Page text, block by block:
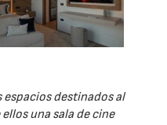
destinados al
una sala de cine